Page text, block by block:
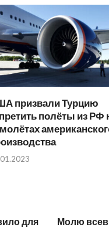
призвали Турцию
полёты из РФ
для
Молю